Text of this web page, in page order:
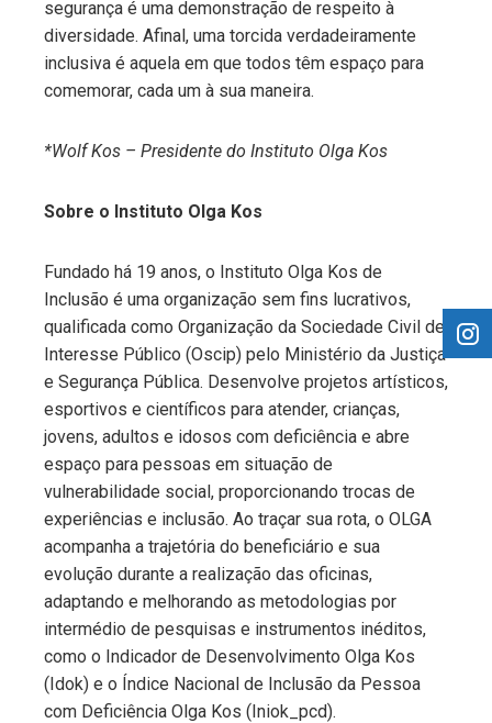
segurança é uma demonstração de respeito à
diversidade. Afinal, uma torcida verdadeiramente
inclusiva é aquela em que todos têm espaço para
comemorar, cada um à sua maneira.
*Wolf Kos – Presidente do Instituto Olga Kos
Sobre o Instituto Olga Kos
Fundado há 19 anos, o Instituto Olga Kos de
Inclusão é uma organização sem fins lucrativos,
qualificada como Organização da Sociedade Civil de
Interesse Público (Oscip) pelo Ministério da Justiça
e Segurança Pública. Desenvolve projetos artísticos,
esportivos e científicos para atender, crianças,
jovens, adultos e idosos com deficiência e abre
espaço para pessoas em situação de
vulnerabilidade social, proporcionando trocas de
experiências e inclusão. Ao traçar sua rota, o OLGA
acompanha a trajetória do beneficiário e sua
evolução durante a realização das oficinas,
adaptando e melhorando as metodologias por
intermédio de pesquisas e instrumentos inéditos,
como o Indicador de Desenvolvimento Olga Kos
(Idok) e o Índice Nacional de Inclusão da Pessoa
com Deficiência Olga Kos (Iniok_pcd).